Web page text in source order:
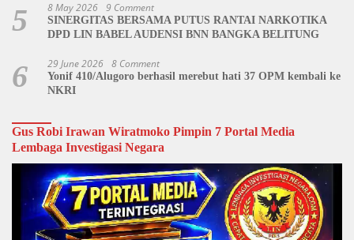
5 8 May 2026 9 Comment
SINERGITAS BERSAMA PUTUS RANTAI NARKOTIKA
DPD LIN BABEL AUDENSI BNN BANGKA BELITUNG
6 29 June 2026 8 Comment
Yonif 410/Alugoro berhasil merebut hati 37 OPM kembali ke
NKRI
Gus Robi Irawan Wiratmoko Pimpin 7 Portal Media
Lembaga Investigasi Negara
Video
Player